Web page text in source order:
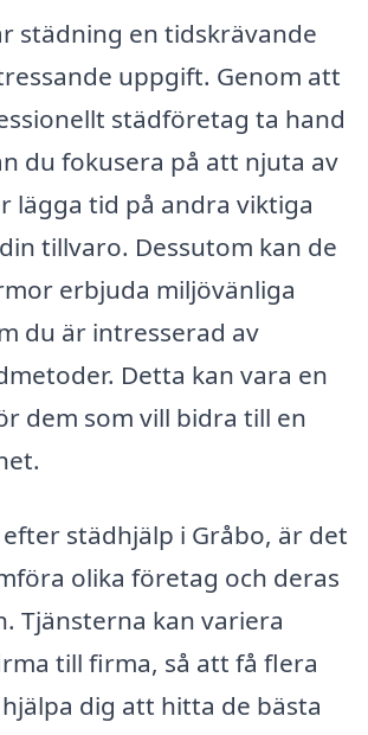
städning en tidskrävande
uppgift. Genom att
städföretag ta hand
du fokusera på att njuta av
lägga tid på andra viktiga
tillvaro. Dessutom kan de
erbjuda miljövänliga
du är intresserad av
Detta kan vara en
dem som vill bidra till en
städhjälp i Gråbo, är det
olika företag och deras
Tjänsterna kan variera
till firma, så att få flera
dig att hitta de bästa